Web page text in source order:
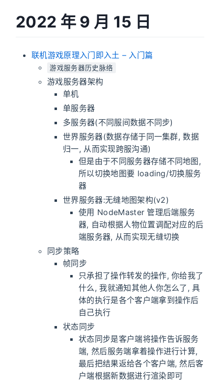
2022 年 9 月 15 日
联机游戏原理入门即入土 – 入门篇
游戏服务器历史脉络
游戏服务器架构
单机
单服务器
多服务器(不同服间数据不同步)
世界服务器(数据存储于同一集群, 数据
归一, 从而实现跨服沟通)
但是由于不同服务器存储不同地图,
所以切换地图要 loading/切换服务
器
世界服务器:无缝地图架构(v2)
使用 NodeMaster 管理后端服务
器, 自动根据人物位置调配对应的后
端服务器, 从而实现无缝切换
同步策略
帧同步
只承担了操作转发的操作, 你给我了
什么, 我就通知其他人你怎么了, 具
体的执行是各个客户端拿到操作后
自己执行
状态同步
状态同步是客户端将操作告诉服务
端, 然后服务端拿着操作进行计算,
最后把结果返给各个客户端, 然后客
户端根据新数据进行渲染即可